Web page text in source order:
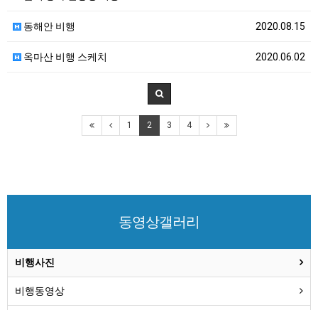
2020.08.15
동해안 비행
2020.06.02
옥마산 비행 스케치
1 2 3 4
동영상갤러리
비행사진
비행동영상